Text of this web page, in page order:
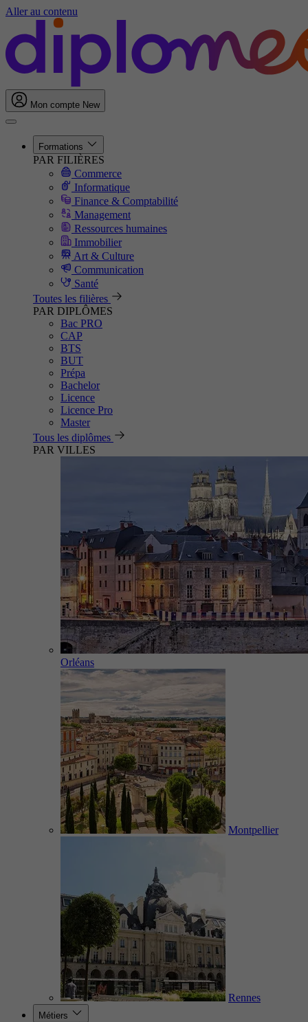
Aller au contenu
Mon compte New
Formations
PAR FILIÈRES
Commerce
Informatique
Finance & Comptabilité
Management
Ressources humaines
Immobilier
Art & Culture
Communication
Santé
Toutes les filières
PAR DIPLÔMES
Bac PRO
CAP
BTS
BUT
Prépa
Bachelor
Licence
Licence Pro
Master
Tous les diplômes
PAR VILLES
Orléans
Montpellier
Rennes
Métiers